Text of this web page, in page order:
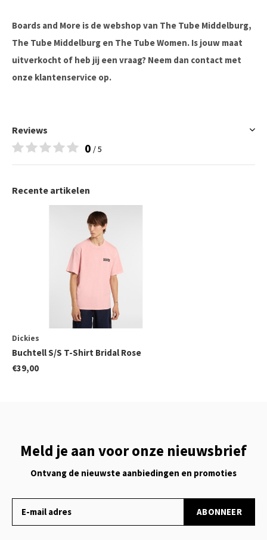
Boards and More is de webshop van The Tube Middelburg,
The Tube Middelburg en The Tube Women. Is jouw maat
uitverkocht of heb jij een vraag? Neem dan contact met
onze klantenservice op.
Reviews
0 / 5
Recente artikelen
Dickies
Buchtell S/S T-Shirt Bridal Rose
€39,00
Meld je aan voor onze nieuwsbrief
Ontvang de nieuwste aanbiedingen en promoties
ABONNEER